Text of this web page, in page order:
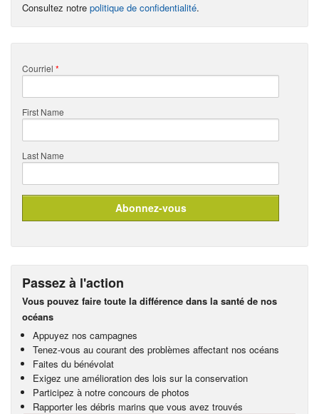
Consultez notre politique de confidentialité.
Courriel *
First Name
Last Name
Passez à l'action
Vous pouvez faire toute la différence dans la santé de nos
océans
Appuyez nos campagnes
Tenez-vous au courant des problèmes affectant nos océans
Faites du bénévolat
Exigez une amélioration des lois sur la conservation
Participez à notre concours de photos
Rapporter les débris marins que vous avez trouvés